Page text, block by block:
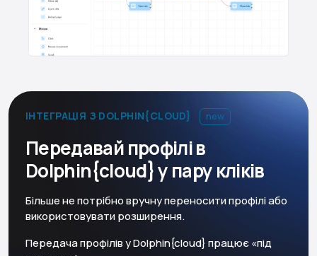
ІНТЕГРАЦІЯ З DOLPHIN{CLOUD} new
Передавай профілі в
Dolphin{cloud} у пару кліків
Більше не потрібно вручну переносити профілі або
використовувати розширення.
Передача профілів у Dolphin{cloud} працює «під